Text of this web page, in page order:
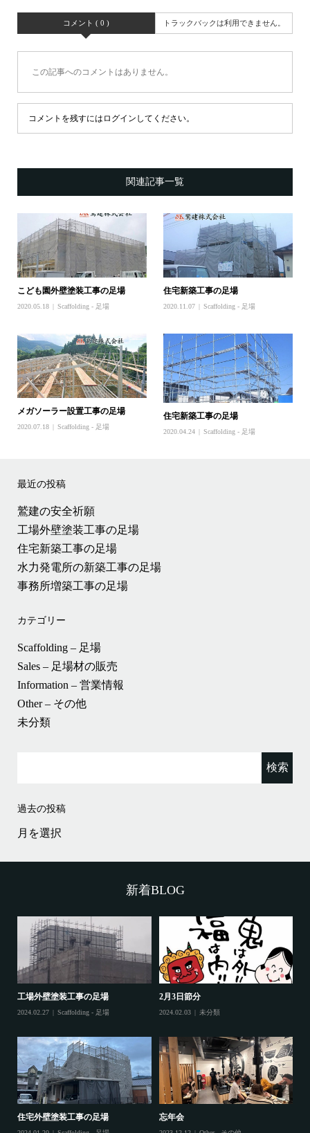
コメント ( 0 ) トラックバックは利用できません。
この記事へのコメントはありません。
コメントを残すにはログインしてください。
関連記事一覧
こども園外壁塗装工事の足場
2020.05.18 Scaffolding - 足場
住宅新築工事の足場
2020.11.07 Scaffolding - 足場
メガソーラー設置工事の足場
2020.07.18 Scaffolding - 足場
住宅新築工事の足場
2020.04.24 Scaffolding - 足場
最近の投稿
鷲建の安全祈願
工場外壁塗装工事の足場
住宅新築工事の足場
水力発電所の新築工事の足場
事務所増築工事の足場
カテゴリー
Scaffolding – 足場
Sales – 足場材の販売
Information – 営業情報
Other – その他
未分類
過去の投稿
過
去
投
新着BLOG
工場外壁塗装工事の足場
2024.02.27 Scaffolding - 足場
2月3日節分
2024.02.03 未分類
住宅外壁塗装工事の足場 忘年会